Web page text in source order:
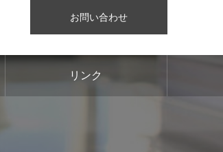
お問い合わせ
リンク